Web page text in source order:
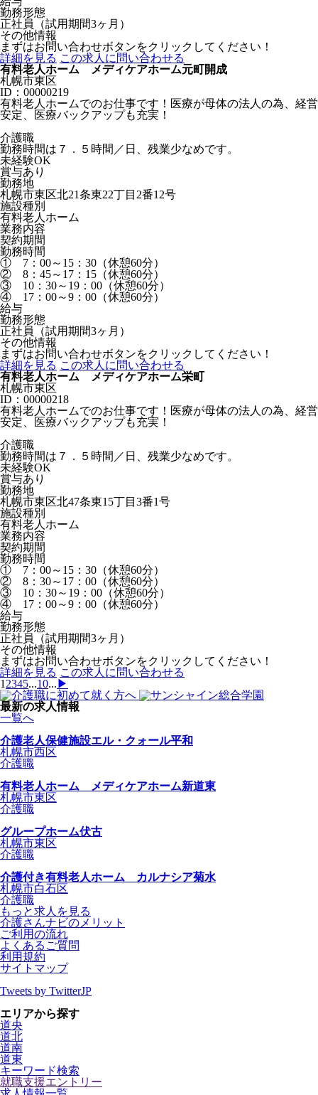
勤務形態
正社員（試用期間3ヶ月）
その他情報
まずはお問い合わせボタンをクリックしてください！
詳細を見る この求人に問い合わせる
有料老人ホーム メディケアホーム元町開成
札幌市東区
ID：00000219
有料老人ホームでのお仕事です！医療が母体の法人の為、経営
安定、医療バックアップも充実！
介護職
勤務時間は７．５時間／日、残業少なめです。
未経験OK
賞与あり
勤務地
札幌市東区北21条東22丁目2番12号
施設種別
有料老人ホーム
業務内容
契約期間
勤務時間
① 7：00～15：30（休憩60分）
② 8：45～17：15（休憩60分）
③ 10：30～19：00（休憩60分）
④ 17：00～9：00（休憩60分）
給与
勤務形態
正社員（試用期間3ヶ月）
その他情報
まずはお問い合わせボタンをクリックしてください！
詳細を見る この求人に問い合わせる
有料老人ホーム メディケアホーム栄町
札幌市東区
ID：00000218
有料老人ホームでのお仕事です！医療が母体の法人の為、経営
安定、医療バックアップも充実！
介護職
勤務時間は７．５時間／日、残業少なめです。
未経験OK
賞与あり
勤務地
札幌市東区北47条東15丁目3番1号
施設種別
有料老人ホーム
業務内容
契約期間
勤務時間
① 7：00～15：30（休憩60分）
② 8：30～17：00（休憩60分）
③ 10：30～19：00（休憩60分）
④ 17：00～9：00（休憩60分）
給与
勤務形態
正社員（試用期間3ヶ月）
その他情報
まずはお問い合わせボタンをクリックしてください！
詳細を見る この求人に問い合わせる
1 2345...10... ▶
最新の求人情報
一覧へ
介護老人保健施設エル・クォール平和
札幌市西区
介護職
有料老人ホーム メディケアホーム新道東
札幌市東区
介護職
グループホーム伏古
札幌市東区
介護職
介護付き有料老人ホーム カルナシア菊水
札幌市白石区
介護職
もっと求人を見る
介護さんナビのメリット
ご利用の流れ
よくあるご質問
利用規約
サイトマップ
Tweets by TwitterJP
エリアから探す
道央
道北
道南
道東
キーワード検索
就職支援エントリー